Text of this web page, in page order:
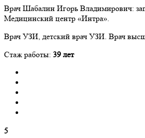
Врач Шабалин Игорь Владимирович:
Медицинский центр «Интра».
Врач УЗИ, детский врач УЗИ. Врач
Стаж работы: 39 лет
5